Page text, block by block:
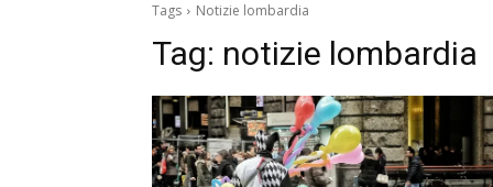
Tags Notizie lombardia
Tag: notizie lombardia